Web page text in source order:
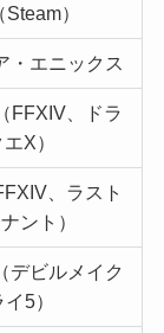
）
・エニックス
FFXIV、ドラ
エX）
、ラスト
ント）
デビルメイク
イ5）